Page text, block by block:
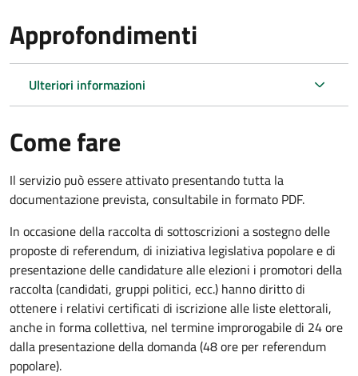
Approfondimenti
Ulteriori informazioni
Come fare
Il servizio può essere attivato presentando tutta la
documentazione prevista, consultabile in formato PDF.
In occasione della raccolta di sottoscrizioni a sostegno delle
proposte di referendum, di iniziativa legislativa popolare e di
presentazione delle candidature alle elezioni i promotori della
raccolta (candidati, gruppi politici, ecc.) hanno diritto di
ottenere i relativi certificati di iscrizione alle liste elettorali,
anche in forma collettiva, nel termine improrogabile di 24 ore
dalla presentazione della domanda (48 ore per referendum
popolare).